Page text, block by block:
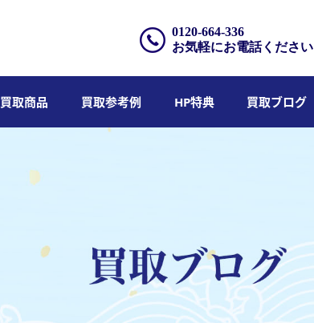
0120-664-336
お気軽にお電話ください
買取商品 買取参考例 HP特典 買取ブログ